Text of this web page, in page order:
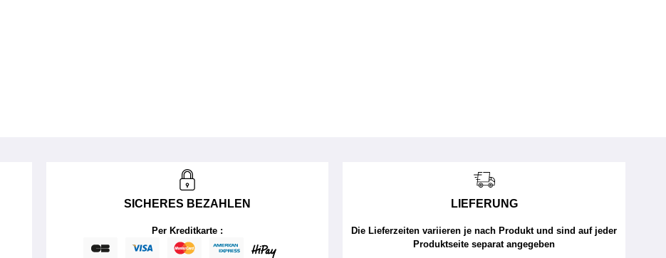
SICHERES BEZAHLEN
Per Kreditkarte :
LIEFERUNG
Die Lieferzeiten variieren je nach Produkt und sind auf jeder
Produktseite separat angegeben